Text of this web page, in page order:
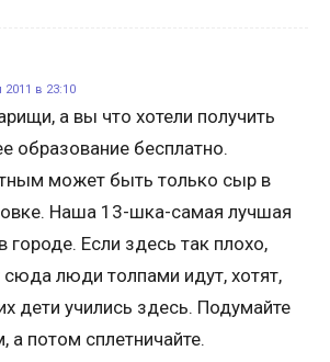
2011 в 23:10
а вы что хотели получить
образование бесплатно.
может быть только сыр в
Наша 13-шка-самая лучшая
городе. Если здесь так плохо,
сюда люди толпами идут, хотят,
дети учились здесь. Подумайте
а потом сплетничайте.